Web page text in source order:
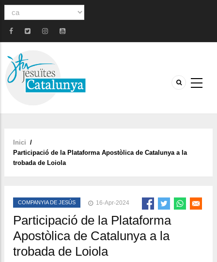
Select
language
Fil
d'ariadna
Inici /
Participació de la Plataforma Apostòlica de Catalunya a la
trobada de Loiola
COMPANYIA DE JESÚS 16-Apr-2024
Participació de la Plataforma
Apostòlica de Catalunya a la
trobada de Loiola